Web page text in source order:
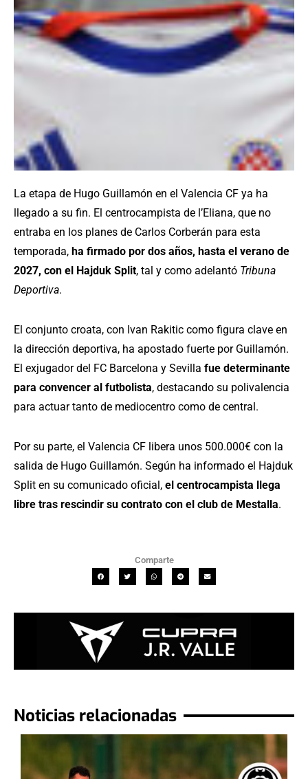
La etapa de Hugo Guillamón en el Valencia CF ya ha
llegado a su fin. El centrocampista de l’Eliana, que no
entraba en los planes de Carlos Corberán para esta
temporada, ha firmado por dos años, hasta el verano de
2027, con el Hajduk Split, tal y como adelantó Tribuna
Deportiva.
El conjunto croata, con Ivan Rakitic como figura clave en
la dirección deportiva, ha apostado fuerte por Guillamón.
El exjugador del FC Barcelona y Sevilla fue determinante
para convencer al futbolista, destacando su polivalencia
para actuar tanto de mediocentro como de central.
Por su parte, el Valencia CF libera unos 500.000€ con la
salida de Hugo Guillamón. Según ha informado el Hajduk
Split en su comunicado oficial, el centrocampista llega
libre tras rescindir su contrato con el club de Mestalla.
Comparte
Noticias relacionadas